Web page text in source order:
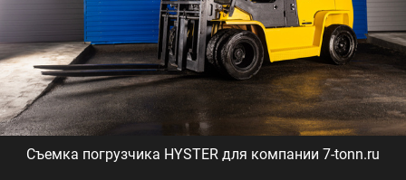
Съемка погрузчика HYSTER для компании 7-tonn.ru